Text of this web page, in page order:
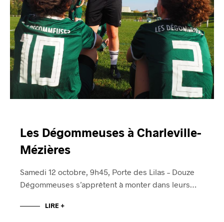
Les Dégommeuses à Charleville-
Mézières
Samedi 12 octobre, 9h45, Porte des Lilas – Douze
Dégommeuses s’apprêtent à monter dans leurs…
LIRE +